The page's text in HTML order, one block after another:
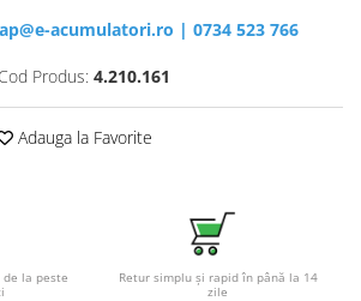
acumulatori.ro | 0734 523 766
Cod Produs: 4.210.161
Adauga la Favorite
de la peste
Retur simplu și rapid în până la 14
zile